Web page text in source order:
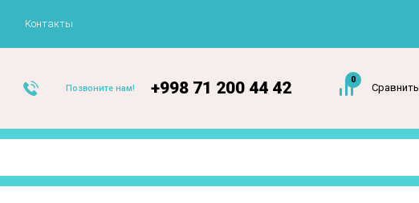
Контакты
Позвоните нам! +998 71 200 44 42 Сравнить
0